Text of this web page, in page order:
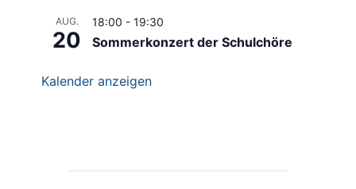
AUG.
20
18:00 - 19:30
Sommerkonzert der Schulchöre
Kalender anzeigen